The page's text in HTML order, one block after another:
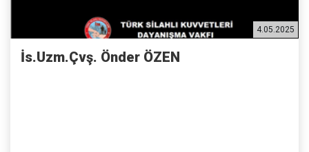
4.05.2025
İs.Uzm.Çvş. Önder ÖZEN